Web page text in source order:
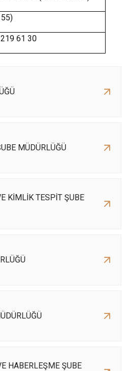
61 30
MÜDÜRLÜĞÜ
KİMLİK TESPİT ŞUBE
HABERLEŞME ŞUBE